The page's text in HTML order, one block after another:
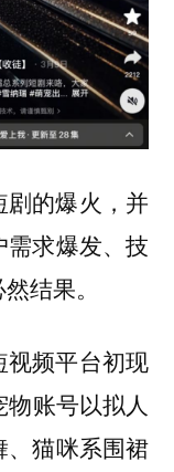
的爆火，并
求爆发、技
结果。
频平台初现
账号以拟人
猫咪系围裙